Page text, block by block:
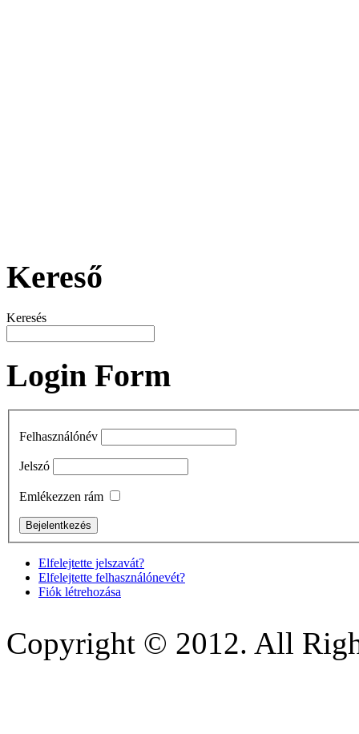
Kereső
Keresés
Login Form
Felhasználónév
Jelszó
Emlékezzen rám
Elfelejtette jelszavát?
Elfelejtette felhasználónevét?
Fiók létrehozása
Copyright © 2012. All